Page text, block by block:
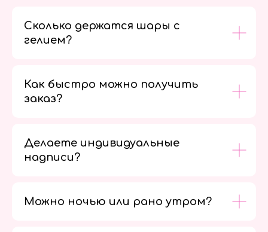
Сколько держатся шары с
гелием?
Как быстро можно получить
заказ?
Делаете индивидуальные
надписи?
Можно ночью или рано утром?